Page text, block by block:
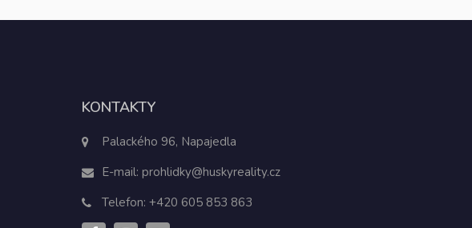
KONTAKTY
Palackého 96, Napajedla
E-mail: prohlidky@huskyreality.cz
Telefon: +420 605 853 863